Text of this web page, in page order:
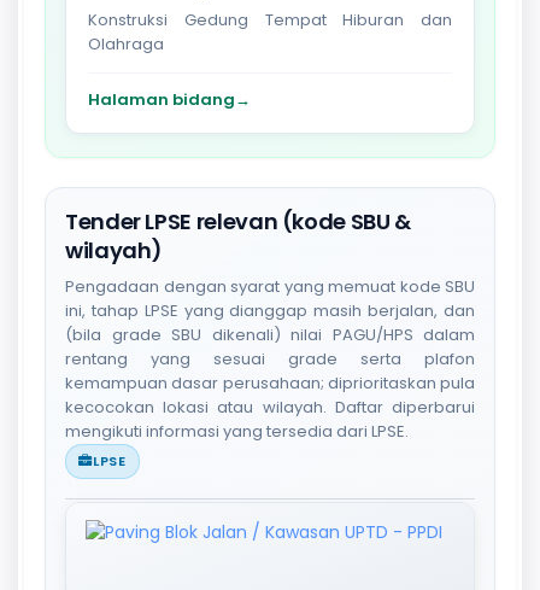
Konstruksi Gedung Tempat Hiburan dan
Olahraga
Halaman bidang→
Tender LPSE relevan (kode SBU &
wilayah)
Pengadaan dengan syarat yang memuat kode SBU
ini, tahap LPSE yang dianggap masih berjalan, dan
(bila grade SBU dikenali) nilai PAGU/HPS dalam
rentang yang sesuai grade serta plafon
kemampuan dasar perusahaan; diprioritaskan pula
kecocokan lokasi atau wilayah. Daftar diperbarui
mengikuti informasi yang tersedia dari LPSE.
LPSE